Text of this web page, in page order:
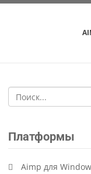
Платформы
Aimp для